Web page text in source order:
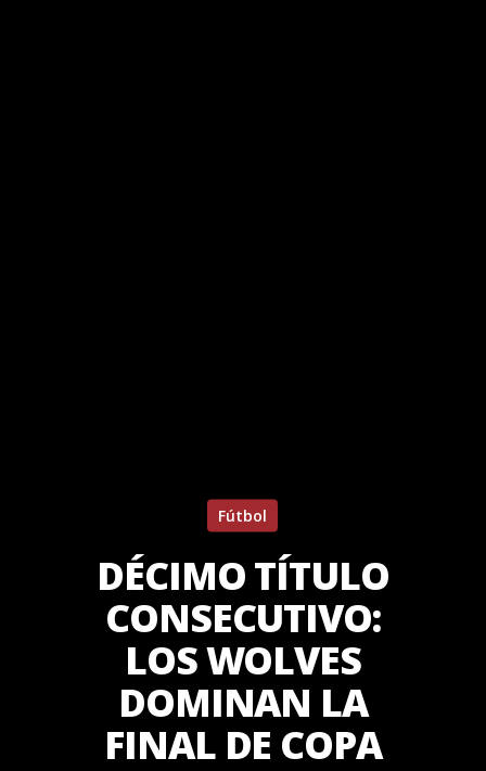
Fútbol
DÉCIMO TÍTULO
CONSECUTIVO:
LOS WOLVES
DOMINAN LA
FINAL DE COPA